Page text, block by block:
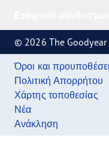
© 2026 The
Όροι και
Πολιτική Απορρήτου
Χάρτης τοποθεσίας
Νέα
Ανάκληση